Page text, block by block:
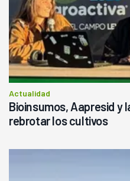
Actualidad
Bioinsumos, Aapresid y
rebrotar los cultivos